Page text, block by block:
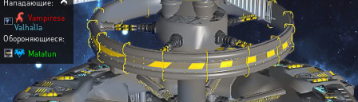
Нападающие:
Vampiresa
Valhalla
Обороняющиеся:
Matatun